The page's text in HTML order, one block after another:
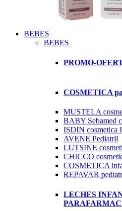
BEBES
BEBES
PROMO-
COSMETICA
MUSTELA
BABY Sebamed
ISDIN cosmetica
AVENE Pediatril
LUTSINE
CHICCO
COSMETICA
REPAVAR
LECHES